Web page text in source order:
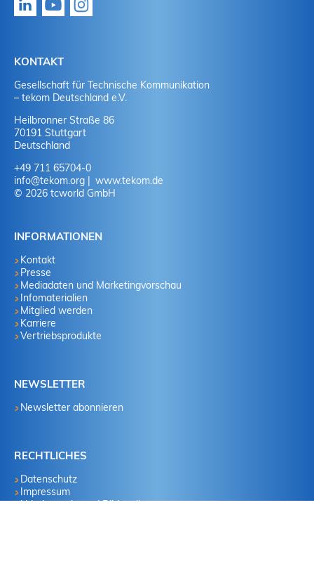
KONTAKT
Gesellschaft für Technische Kommunikation
– tekom Deutschland e.V.
Heilbronner Straße 86
70191 Stuttgart
Deutschland
+49 711 65704-0
info@tekom.org
www.tekom.de
© 2026 tcworld GmbH
INFORMATIONEN
Kontakt
Presse
Mediadaten und Marketingvorschau
Infomaterialien
Mitglied werden
Karriere
Vertriebsprodukte
NEWSLETTER
Newsletter abonnieren
RECHTLICHES
Datenschutz
Impressum
Urheberrecht und Bildquellen